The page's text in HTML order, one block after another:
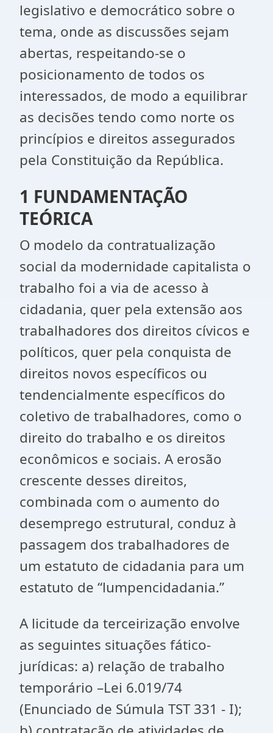
legislativo e democrático sobre o
tema, onde as discussões sejam
abertas, respeitando-se o
posicionamento de todos os
interessados, de modo a equilibrar
as decisões tendo como norte os
princípios e direitos assegurados
pela Constituição da República.
1 FUNDAMENTAÇÃO
TEÓRICA
O modelo da contratualização
social da modernidade capitalista o
trabalho foi a via de acesso à
cidadania, quer pela extensão aos
trabalhadores dos direitos cívicos e
políticos, quer pela conquista de
direitos novos específicos ou
tendencialmente específicos do
coletivo de trabalhadores, como o
direito do trabalho e os direitos
econômicos e sociais. A erosão
crescente desses direitos,
combinada com o aumento do
desemprego estrutural, conduz à
passagem dos trabalhadores de
um estatuto de cidadania para um
estatuto de “lumpencidadania.”
A licitude da terceirização envolve
as seguintes situações fático-
jurídicas: a) relação de trabalho
temporário –Lei 6.019/74
(Enunciado de Súmula TST 331 - I);